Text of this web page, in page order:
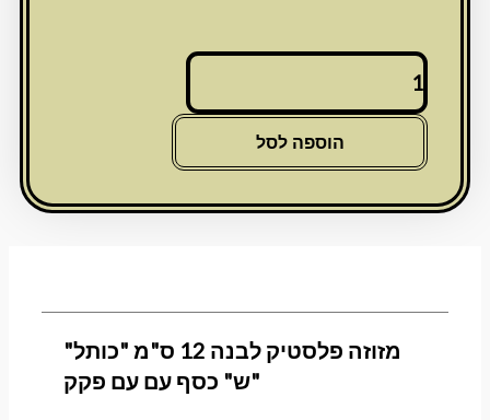
12
ס"מ
הוספה לסל
מזוזה פלסטיק לבנה 12 ס"מ "כותל"
"ש" כסף עם עם פקק